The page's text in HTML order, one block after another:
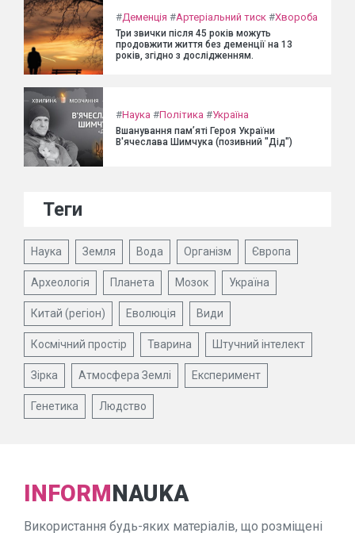
#Деменція #Артеріальний тиск #Хвороба
Три звички після 45 років можуть
продовжити життя без деменції на 13
років, згідно з дослідженням.
#Наука #Політика #Україна
Вшанування пам’яті Героя України
В'ячеслава Шимчука (позивний "Дід")
Теги
Наука Земля Вода Організм Європа
Археологія Планета Мозок Україна
Китай (регіон) Еволюція Види
Космічний простір Тварина Штучний інтелект
Зірка Атмосфера Землі Експеримент
Генетика Людство
INFORMNAUKA
Використання будь-яких матеріалів, що розміщені